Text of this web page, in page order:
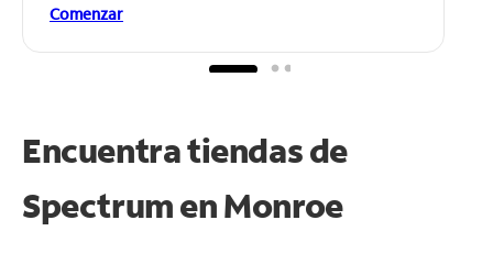
Comenzar
Encuentra tiendas de
Spectrum enMonroe